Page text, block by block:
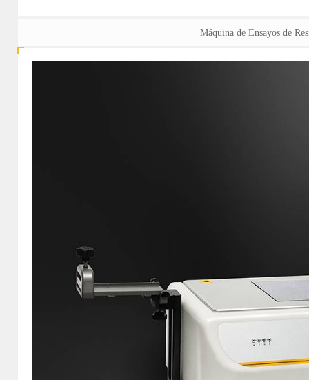
Máquina de Ensayos de